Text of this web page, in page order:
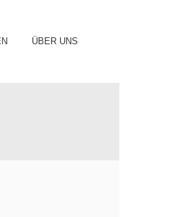
ÜBER UNS